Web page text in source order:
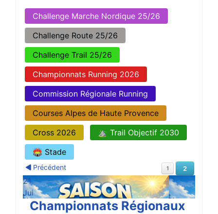
Challenge Marche Nordique 25/26
Challenge Route 25/26
Challenge Trail 25/26
Championnats Running 2026
Commission Régionale Running
Courses Alpes de Haute Provence
Cross 2026
⛰️ Trail Objectif 2030
🏟️ Stade
Précédent 1 2
21
Jui
Championnats Régionaux